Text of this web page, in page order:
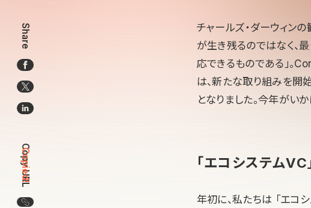
Share
Copy URL
Copied!
この記事のURLをコピー
チャールズ・ダーウィン
が生き残るのではなく、
応できるものである」。
は、新たな取り組みを開
となりました。今年がい
「エコシステム
年初に、私たちは 「エコ